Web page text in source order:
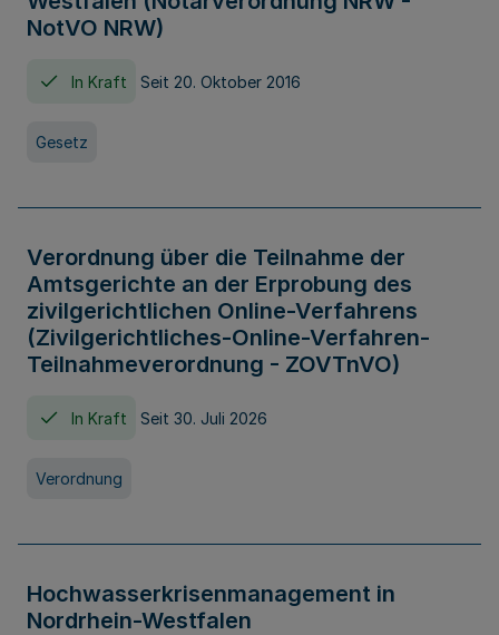
NotVO NRW)
In Kraft Seit 20. Oktober 2016
Gesetz
Verordnung über die Teilnahme der
Amtsgerichte an der Erprobung des
zivilgerichtlichen Online-Verfahrens
(Zivilgerichtliches-Online-Verfahren-
Teilnahmeverordnung - ZOVTnVO)
In Kraft Seit 30. Juli 2026
Verordnung
Hochwasserkrisenmanagement in
Nordrhein-Westfalen